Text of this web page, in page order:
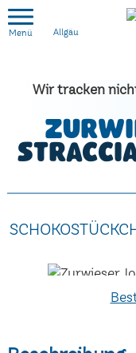
Allgäu
Wir tracken